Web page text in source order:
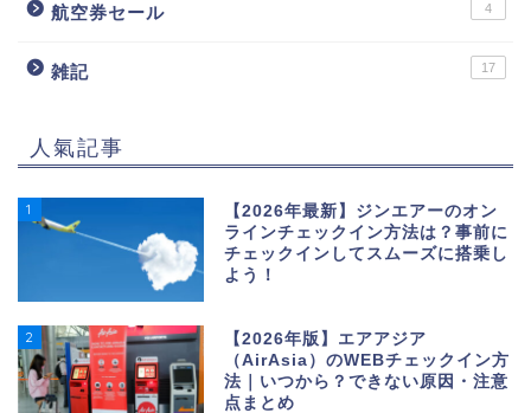
航空券セール 4
雑記 17
人氣記事
1
【2026年最新】ジンエアーのオン
ラインチェックイン方法は？事前に
チェックインしてスムーズに搭乗し
よう！
2
【2026年版】エアアジア
（AirAsia）のWEBチェックイン方
法｜いつから？できない原因・注意
点まとめ